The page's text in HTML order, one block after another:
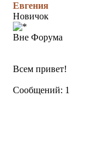
Евгения
Новичок
Вне Форума
Всем привет!
Сообщений: 1